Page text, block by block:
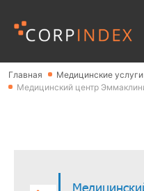
Главная
Медицинские услуги
Медицинский центр